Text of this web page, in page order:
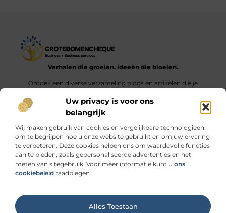
Uw privacy is voor ons
belangrijk
Wij maken gebruik van cookies en vergelijkbare technologieën
om te begrijpen hoe u onze website gebruikt en om uw ervaring
te verbeteren. Deze cookies helpen ons om waardevolle functies
aan te bieden, zoals gepersonaliseerde advertenties en het
meten van sitegebruik. Voor meer informatie kunt u ons
cookiebeleid raadplegen.
Alles Toestaan Ga Naar
Verhalen die groeien, ideeën die bloeien.
Ontdek een diverse verzameling blogs en artikelen die je
dagelijks leven.
Onze informatie
Cookiebeleid (EU)